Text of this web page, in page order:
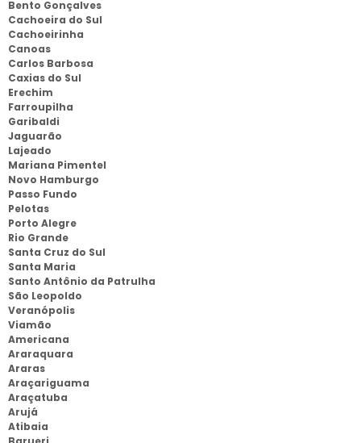
Bento Gonçalves
Cachoeira do Sul
Cachoeirinha
Canoas
Carlos Barbosa
Caxias do Sul
Erechim
Farroupilha
Garibaldi
Jaguarão
Lajeado
Mariana Pimentel
Novo Hamburgo
Passo Fundo
Pelotas
Porto Alegre
Rio Grande
Santa Cruz do Sul
Santa Maria
Santo Antônio da Patrulha
São Leopoldo
Veranópolis
Viamão
Americana
Araraquara
Araras
Araçariguama
Araçatuba
Arujá
Atibaia